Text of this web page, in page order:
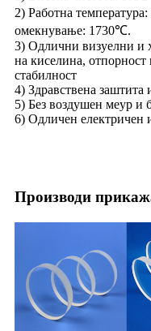
2) Работна
омекнување: 1730℃.
3) Одлични визуелни и
на киселина, отпорност
стабилност
4) Здравствена заштита
5) Без воздушен меур и
6) Одличен електричен
Производи